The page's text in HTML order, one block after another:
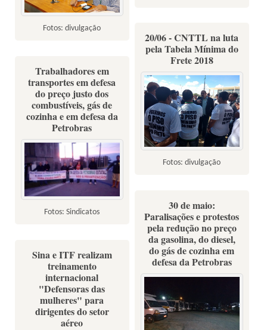
Fotos: divulgação
20/06 - CNTTL na luta
pela Tabela Mínima do
Frete 2018
Fotos: divulgação
Trabalhadores em
transportes em defesa
do preço justo dos
combustíveis, gás de
cozinha e em defesa da
Petrobras
Fotos: Sindicatos
30 de maio:
Paralisações e protestos
pela redução no preço
da gasolina, do diesel,
do gás de cozinha em
defesa da Petrobras
Sina e ITF realizam
treinamento
internacional
"Defensoras das
mulheres" para
dirigentes do setor
aéreo